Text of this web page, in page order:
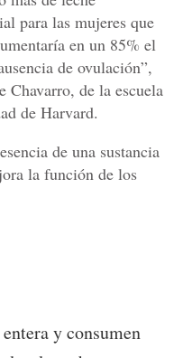
para las mujeres que
en un 85% el
de ovulación”,
Chavarro, de la escuela
de Harvard.
de una sustancia
la función de los
y consumen